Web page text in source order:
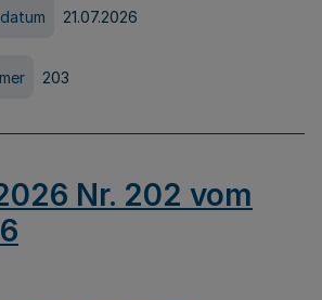
21.07.2026
203
Nr. 202 vom